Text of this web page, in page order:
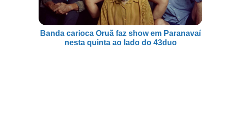
Banda carioca Oruã faz show em Paranavaí
nesta quinta ao lado do 43duo